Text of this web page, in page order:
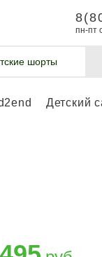
пн-пт
шорты
Детский